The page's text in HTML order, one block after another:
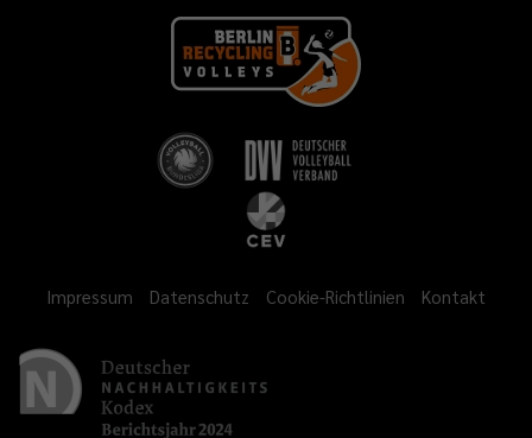
Impressum Datenschutz Cookie-Richtlinien Kontakt